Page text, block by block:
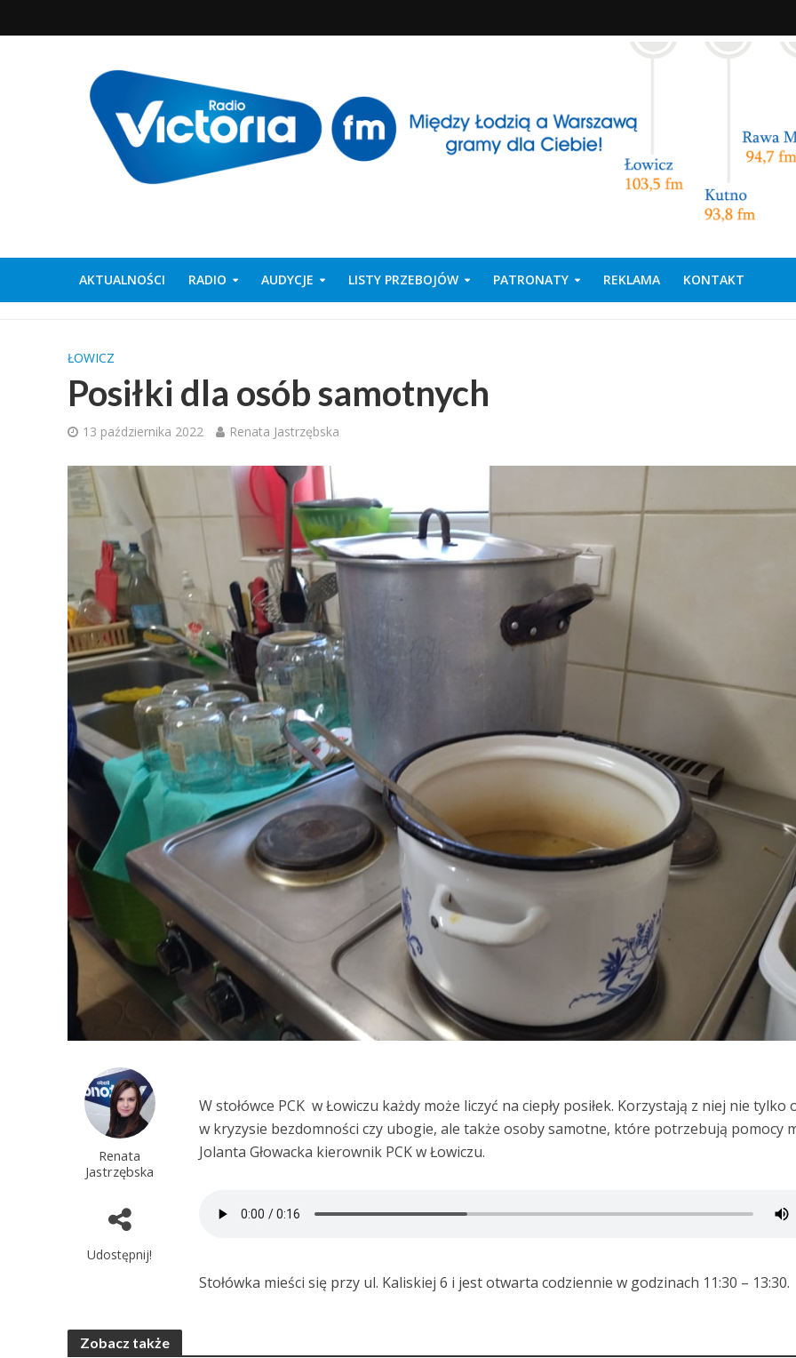
AKTUALNOŚCI RADIO AUDYCJE LISTY PRZEBOJÓW PATRONATY REKLAMA KONTAKT
ŁOWICZ
Posiłki dla osób samotnych
13 października 2022 Renata Jastrzębska
Renata
Jastrzębska
Udostępnij!
W stołówce PCK w Łowiczu każdy może liczyć na ciepły posiłek. Korzystają z niej nie tylko
w kryzysie bezdomności czy ubogie, ale także osoby samotne, które potrzebują pomocy
Jolanta Głowacka kierownik PCK w Łowiczu.
Stołówka mieści się przy ul. Kaliskiej 6 i jest otwarta codziennie w godzinach 11:30 – 13:30.
Zobacz także